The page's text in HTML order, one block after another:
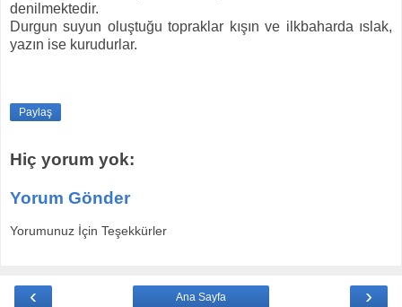
denilmektedir.
Durgun suyun oluştuğu topraklar kışın ve ilkbaharda ıslak,
yazın ise kurudurlar.
Paylaş
Hiç yorum yok:
Yorum Gönder
Yorumunuz İçin Teşekkürler
‹ ›
Ana Sayfa